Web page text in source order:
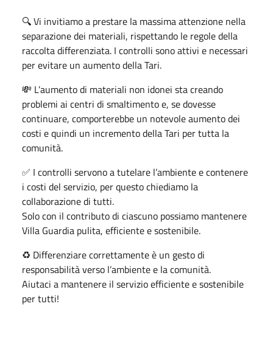
🔍 Vi invitiamo a prestare la massima attenzione nella
separazione dei materiali, rispettando le regole della
raccolta differenziata. I controlli sono attivi e necessari
per evitare un aumento della Tari.
💸 L’aumento di materiali non idonei sta creando
problemi ai centri di smaltimento e, se dovesse
continuare, comporterebbe un notevole aumento dei
costi e quindi un incremento della Tari per tutta la
comunità.
✅ I controlli servono a tutelare l’ambiente e contenere
i costi del servizio, per questo chiediamo la
collaborazione di tutti.
Solo con il contributo di ciascuno possiamo mantenere
Villa Guardia pulita, efficiente e sostenibile.
♻️ Differenziare correttamente è un gesto di
responsabilità verso l’ambiente e la comunità.
Aiutaci a mantenere il servizio efficiente e sostenibile
per tutti!